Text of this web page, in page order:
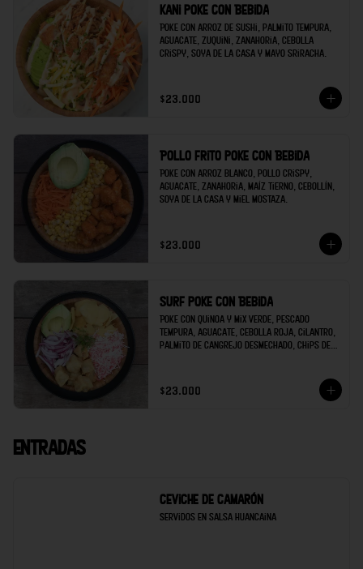
Kani poke con Bebida
Poke con arroz de sushi, palmito tempura,
aguacate, zuquini, zanahoria, cebolla
crispy, soya de la casa y mayo sriracha.
$23.000
Pollo frito poke con Bebida
Poke con arroz blanco, pollo crispy,
aguacate, zanahoria, maíz tierno, cebollín,
soya de la casa y miel mostaza.
$23.000
Surf poke con Bebida
Poke con quinoa y mix verde, pescado
tempura, aguacate, cebolla roja, cilantro,
palmito de cangrejo desmechado, chips de
$23.000
Entradas
Ceviche de Camarón
Servidos en salsa Huancaina